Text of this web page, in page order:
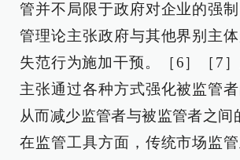
管并不局限于政府对企业的强
管理论主张政府与其他界别主
失范行为施加干预。［6］［7
主张通过各种方式强化被监管者
从而减少监管者与被监管者之间
在监管工具方面，传统市场监